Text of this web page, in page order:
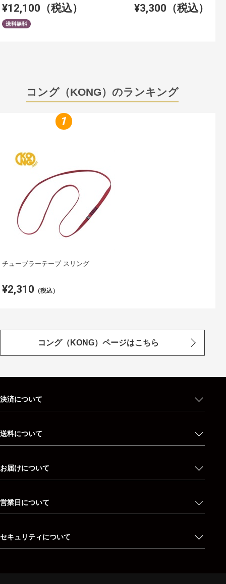
¥12,100（税込） ¥3,300（税込）
コング（KONG）のランキング
1
チューブラーテープ スリング
¥2,310 （税込）
コング（KONG）ページはこちら
決済について
送料について
お届けについて
営業日について
セキュリティについて